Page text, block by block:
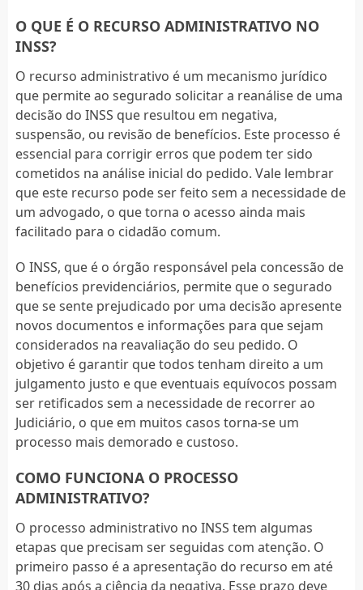
O QUE É O RECURSO ADMINISTRATIVO NO
INSS?
O recurso administrativo é um mecanismo jurídico
que permite ao segurado solicitar a reanálise de uma
decisão do INSS que resultou em negativa,
suspensão, ou revisão de benefícios. Este processo é
essencial para corrigir erros que podem ter sido
cometidos na análise inicial do pedido. Vale lembrar
que este recurso pode ser feito sem a necessidade de
um advogado, o que torna o acesso ainda mais
facilitado para o cidadão comum.
O INSS, que é o órgão responsável pela concessão de
benefícios previdenciários, permite que o segurado
que se sente prejudicado por uma decisão apresente
novos documentos e informações para que sejam
considerados na reavaliação do seu pedido. O
objetivo é garantir que todos tenham direito a um
julgamento justo e que eventuais equívocos possam
ser retificados sem a necessidade de recorrer ao
Judiciário, o que em muitos casos torna-se um
processo mais demorado e custoso.
COMO FUNCIONA O PROCESSO
ADMINISTRATIVO?
O processo administrativo no INSS tem algumas
etapas que precisam ser seguidas com atenção. O
primeiro passo é a apresentação do recurso em até
30 dias após a ciência da negativa. Esse prazo deve